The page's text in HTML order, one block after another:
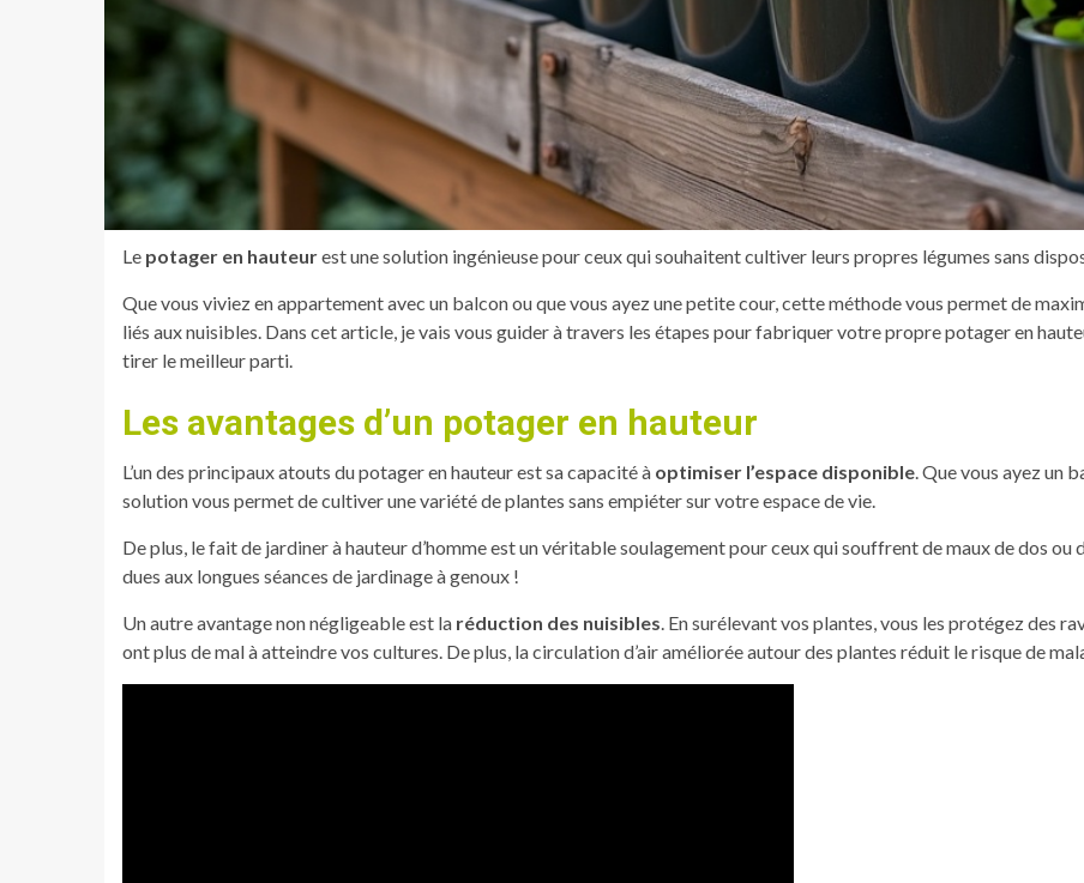
Le potager en hauteurest une solution ingénieuse pour ceux qui souhaitent cultiver leurs propres légumes sans
Que vous viviez en appartement avec un balcon ou que vous ayez une petite cour, cette méthode vous permet de
liés aux nuisibles. Dans cet article, je vais vous guider à travers les étapes pour fabriquer votre propre potager en
tirer le meilleur parti.
Les avantages d’un potager en hauteur
L’un des principaux atouts du potager en hauteur est sa capacité à optimiser l’espace disponible. Que vous ayez un
solution vous permet de cultiver une variété de plantes sans empiéter sur votre espace de vie.
De plus, le fait de jardiner à hauteur d’homme est un véritable soulagement pour ceux qui souffrent de maux de dos
dues aux longues séances de jardinage à genoux !
Un autre avantage non négligeable est la réduction des nuisibles. En surélevant vos plantes, vous les protégez des
ont plus de mal à atteindre vos cultures. De plus, la circulation d’air améliorée autour des plantes réduit le risque de